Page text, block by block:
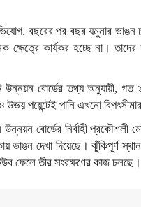
বছরের পর বছর যমুনার
কার্যকর হচ্ছে না। তাদের
উন্নয়ন বোর্ডের তথ্য অনুযায়ী, গত ২৪
উভয় পয়েন্টেই পানি এখনো
উন্নয়ন বোর্ডের নির্বাহী
ভাঙন দেখা দিয়েছে। ঝুঁকিপূর্ণ
ফেলে তীর সংরক্ষণের কাজ চলছে।